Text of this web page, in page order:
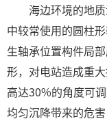
海边环境的地
中较常使用的圆柱
生轴承位置构件局
形，对电站造成重
高达30%的角度可
均匀沉降带来的危